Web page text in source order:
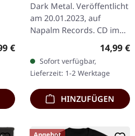
Preis:
€
Dark Metal. Veröffentlicht
am 20.01.2023, auf
Napalm Records. CD im
Jewelcase. Katatonia
zwölften Studioalbum
"Sky Void Of Stars"…
14,99 €
Sofort verfügbar,
Lieferzeit: 1-2 Werktage
HINZUFÜGEN